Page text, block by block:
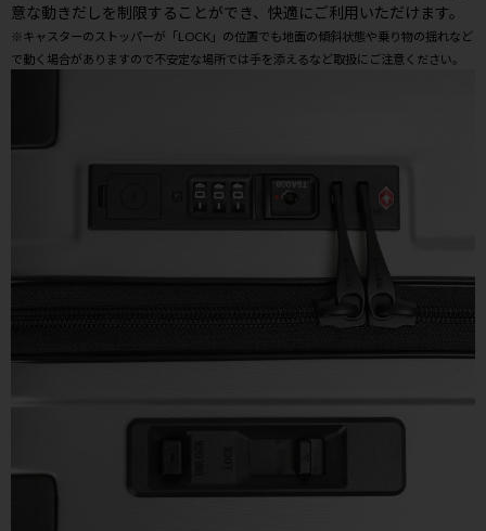
意な動きだしを制限することができ、快適にご利用いただけます。
※キャスターのストッパーが「LOCK」の位置でも地面の傾斜状態や乗り物の揺れなど
で動く場合がありますので不安定な場所では手を添えるなど取扱にご注意ください。